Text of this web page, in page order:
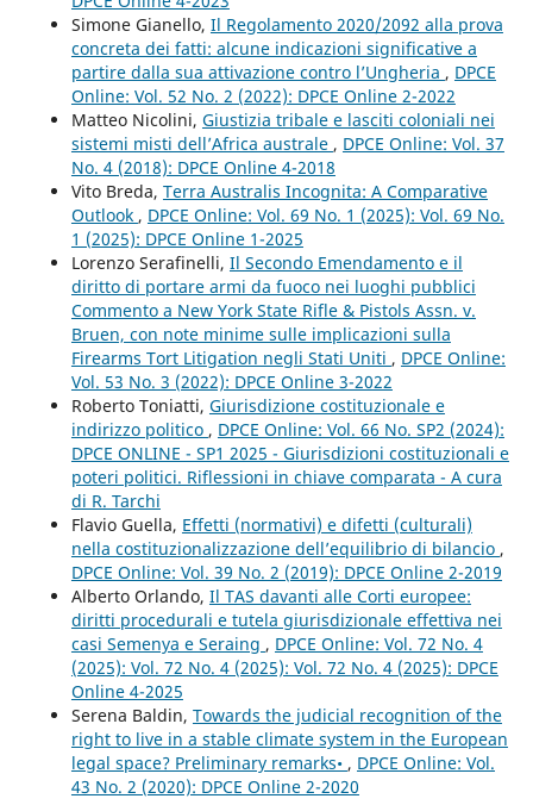
Simone Gianello, Il Regolamento 2020/2092 alla prova
concreta dei fatti: alcune indicazioni significative a
partire dalla sua attivazione contro l’Ungheria , DPCE
Online: Vol. 52 No. 2 (2022): DPCE Online 2-2022
Matteo Nicolini, Giustizia tribale e lasciti coloniali nei
sistemi misti dell’Africa australe , DPCE Online: Vol. 37
No. 4 (2018): DPCE Online 4-2018
Vito Breda, Terra Australis Incognita: A Comparative
Outlook , DPCE Online: Vol. 69 No. 1 (2025): Vol. 69 No.
1 (2025): DPCE Online 1-2025
Lorenzo Serafinelli, Il Secondo Emendamento e il
diritto di portare armi da fuoco nei luoghi pubblici
Commento a New York State Rifle & Pistols Assn. v.
Bruen, con note minime sulle implicazioni sulla
Firearms Tort Litigation negli Stati Uniti , DPCE Online:
Vol. 53 No. 3 (2022): DPCE Online 3-2022
Roberto Toniatti, Giurisdizione costituzionale e
indirizzo politico , DPCE Online: Vol. 66 No. SP2 (2024):
DPCE ONLINE - SP1 2025 - Giurisdizioni costituzionali e
poteri politici. Riflessioni in chiave comparata - A cura
di R. Tarchi
Flavio Guella, Effetti (normativi) e difetti (culturali)
nella costituzionalizzazione dell’equilibrio di bilancio ,
DPCE Online: Vol. 39 No. 2 (2019): DPCE Online 2-2019
Alberto Orlando, Il TAS davanti alle Corti europee:
diritti procedurali e tutela giurisdizionale effettiva nei
casi Semenya e Seraing , DPCE Online: Vol. 72 No. 4
(2025): Vol. 72 No. 4 (2025): Vol. 72 No. 4 (2025): DPCE
Online 4-2025
Serena Baldin, Towards the judicial recognition of the
right to live in a stable climate system in the European
legal space? Preliminary remarks• , DPCE Online: Vol.
43 No. 2 (2020): DPCE Online 2-2020